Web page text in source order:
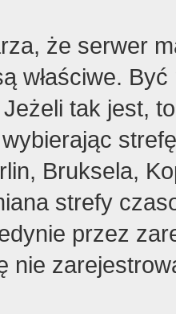
że serwer
właściwe.
tak jest,
Bruksela,
strefy
przez
nie